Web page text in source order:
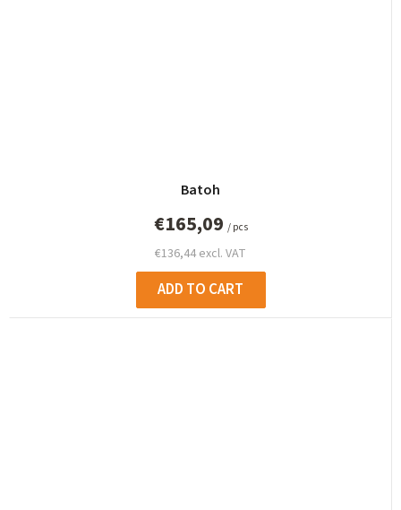
Batoh
€136,44 excl. VAT
€165,09 / pcs
ADD TO CART